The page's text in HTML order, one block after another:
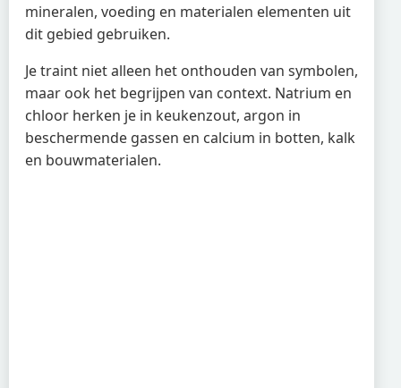
mineralen, voeding en materialen elementen uit
dit gebied gebruiken.
Je traint niet alleen het onthouden van symbolen,
maar ook het begrijpen van context. Natrium en
chloor herken je in keukenzout, argon in
beschermende gassen en calcium in botten, kalk
en bouwmaterialen.